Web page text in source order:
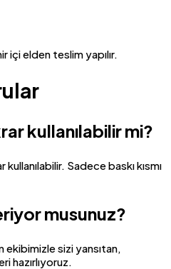
içi elden teslim yapılır.
kullanılabilir mi?
Sadece baskı kısmı
musunuz?
sizi yansıtan,
hazırlıyoruz.